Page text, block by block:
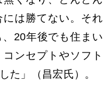
は勝てない。それ
20年後でも住まい
ンセプトやソフト
た」（昌宏氏）。